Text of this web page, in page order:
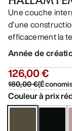
Une couche
d’une
efficacement la
Année de
126,00 €
180,00 €(
Couleur à prix